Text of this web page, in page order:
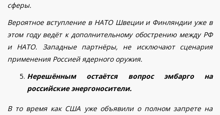
сферы.
Вероятное вступление в НАТО Швеции и Финляндии уже в
этом году ведёт к дополнительному обострению между РФ
и НАТО. Западные партнёры, не исключают сценария
применения Россией ядерного оружия.
Нерешённым остаётся вопрос эмбарго на
российские энергоносители.
В то время как США уже объявили о полном запрете на